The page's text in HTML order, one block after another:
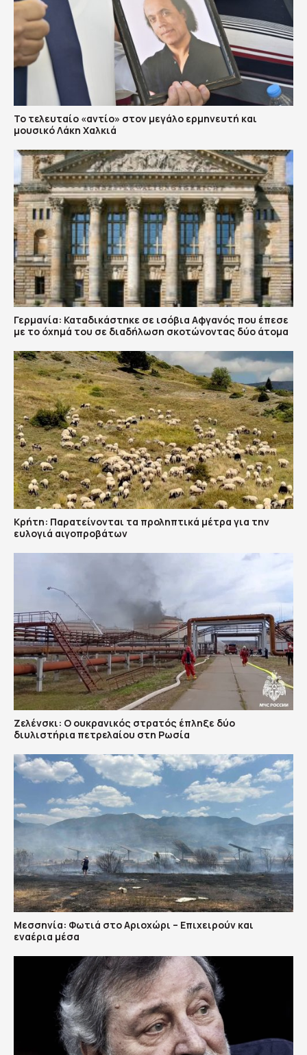
Το τελευταίο «αντίο» στον μεγάλο ερμηνευτή και
μουσικό Λάκη Χαλκιά
Γερμανία: Καταδικάστηκε σε ισόβια Αφγανός που έπεσε
με το όχημά του σε διαδήλωση σκοτώνοντας δύο άτομα
Κρήτη: Παρατείνονται τα προληπτικά μέτρα για την
ευλογιά αιγοπροβάτων
Ζελένσκι: Ο ουκρανικός στρατός έπληξε δύο
διυλιστήρια πετρελαίου στη Ρωσία
Μεσσηνία: Φωτιά στο Αριοχώρι – Επιχειρούν και
εναέρια μέσα